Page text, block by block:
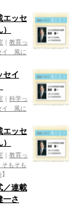
エッセ
教育っ
イ 風に
セイ
科学っ
イ 風に
エッセ
教育っ
そもそも
】
／連載
一さ